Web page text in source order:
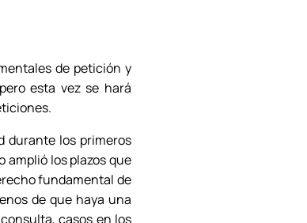
de petición y
esta vez se hará
durante los primeros
amplió los plazos que
fundamental de
de que haya una
casos en los